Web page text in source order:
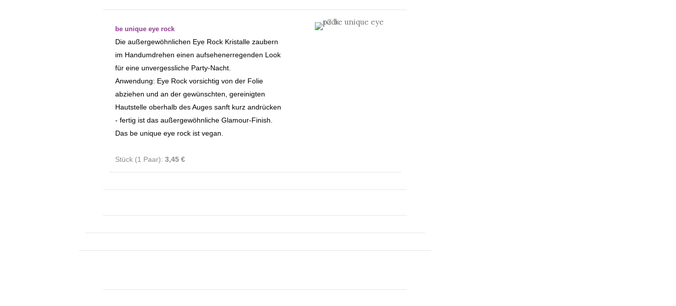
be unique eye rock
Die außergewöhnlichen Eye Rock Kristalle zaubern
im Handumdrehen einen aufsehenerregenden Look
für eine unvergessliche Party-Nacht.
Anwendung: Eye Rock vorsichtig von der Folie
abziehen und an der gewünschten, gereinigten
Hautstelle oberhalb des Auges sanft kurz andrücken
- fertig ist das außergewöhnliche Glamour-Finish.
Das be unique eye rock ist vegan.
Stück (1 Paar): 3,45 €